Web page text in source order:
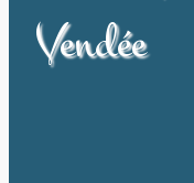
Vendée